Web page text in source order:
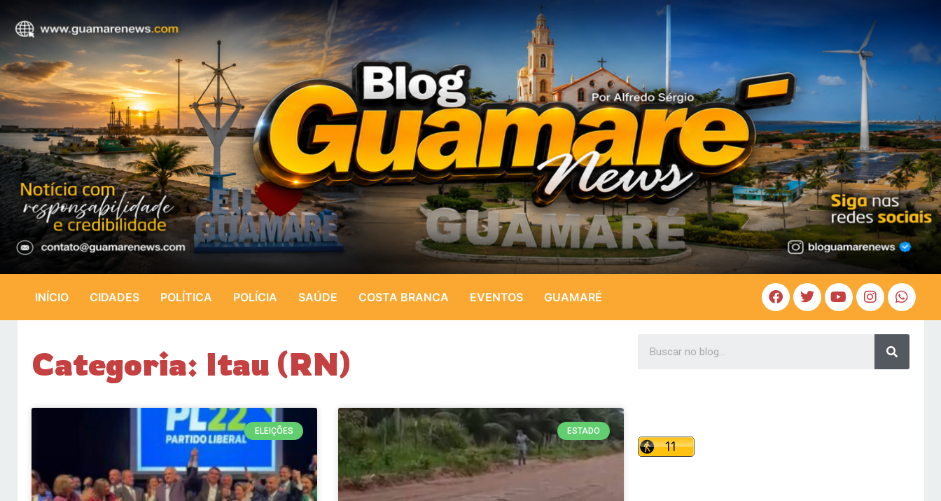
INÍCIO CIDADES POLÍTICA POLÍCIA SAÚDE COSTA BRANCA EVENTOS GUAMARÉ
Categoria: Itau (RN)
ELEIÇÕES ESTADO